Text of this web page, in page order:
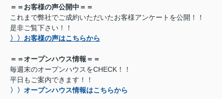
＝＝お客様の声公開中＝＝
これまで弊社でご成約いただいたお客様アンケートを公開！！
是非ご覧下さい！！
〉〉お客様の声はこちらから
＝＝オープンハウス情報＝＝
毎週末のオープンハウスをCHECK！！
平日もご案内できます！！
〉〉オープンハウス情報はこちらから